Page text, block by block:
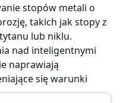
stopów metali o
takich jak stopy z
lub niklu.
nad inteligentnymi
naprawiają
się warunki